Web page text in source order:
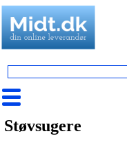
Støvsugere